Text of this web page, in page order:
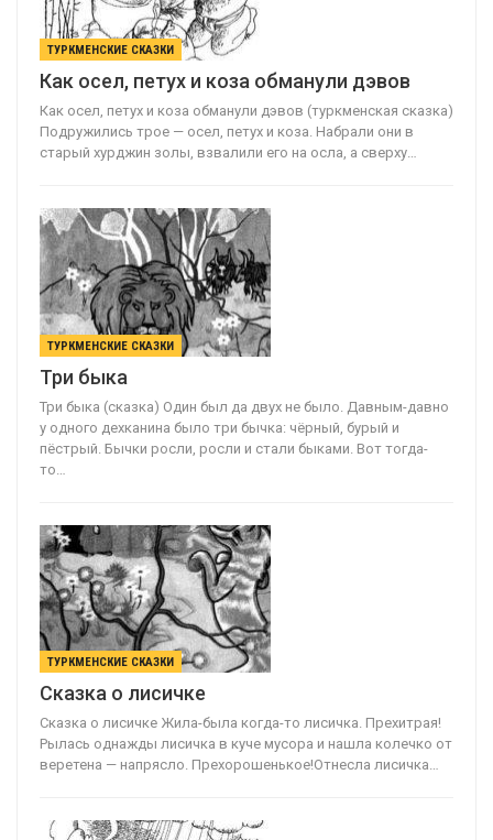
ТУРКМЕНСКИЕ СКАЗКИ
Как осел, петух и коза обманули дэвов
Как осел, петух и коза обманули дэвов (туркменская сказка)
Подружились трое — осел, петух и коза. Набрали они в
старый хурджин золы, взвалили его на осла, а сверху…
ТУРКМЕНСКИЕ СКАЗКИ
Три быка
Три быка (сказка) Один был да двух не было. Давным-давно
у одного дехканина было три бычка: чёрный, бурый и
пёстрый. Бычки росли, росли и стали быками. Вот тогда-
то…
ТУРКМЕНСКИЕ СКАЗКИ
Сказка о лисичке
Сказка о лисичке Жила-была когда-то лисичка. Прехитрая!
Рылась однажды лисичка в куче мусора и нашла колечко от
веретена — напрясло. Прехорошенькое!Отнесла лисичка…